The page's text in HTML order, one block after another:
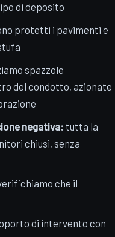
di deposito
protetti i pavimenti e
spazzole
del condotto, azionate
negativa: tutta la
chiusi, senza
che il
di intervento con